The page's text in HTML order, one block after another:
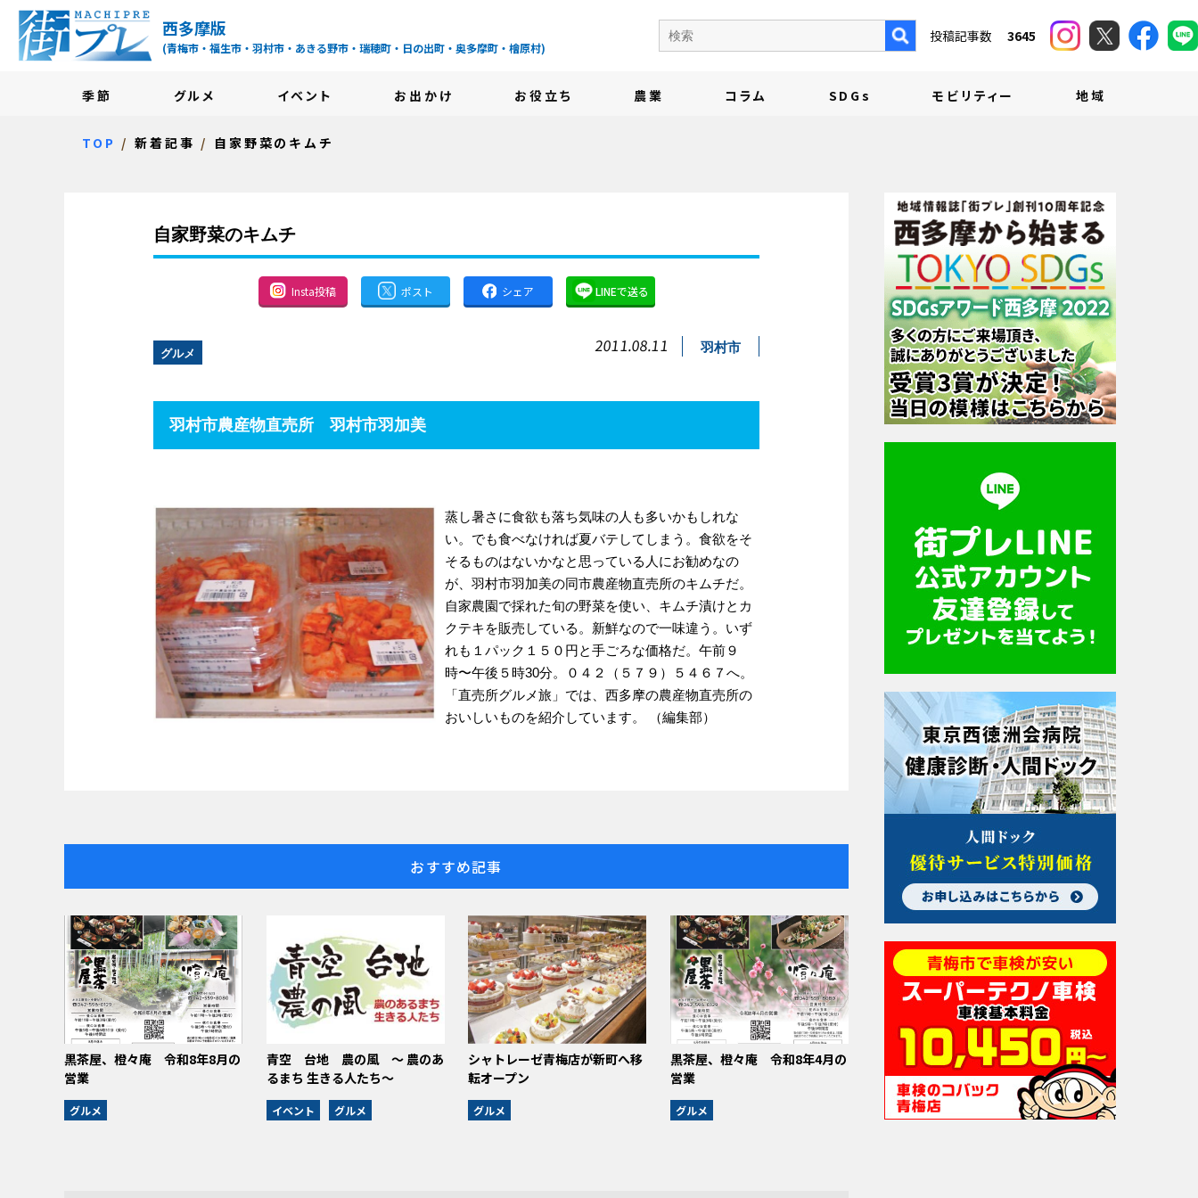
街プレ -東京・西多摩の地域情報サイト-
西多摩版
(青梅市・福生市・羽村市・あきる野市・瑞穂町・日の出町・奥多摩町・檜原村)
季節 グルメ イベント お出かけ お役立ち 農業 コラム SDGs モビリティー 地域
投稿記事数 3645
TOP 新着記事 自家野菜のキムチ
自家野菜のキムチ
Insta投稿 ポスト シェア LINEで送る
グルメ 2011.08.11 羽村市
羽村市農産物直売所 羽村市羽加美
蒸し暑さに食欲も落ち気味の人も多いかもしれな
い。でも食べなければ夏バテしてしまう。食欲をそ
そるものはないかなと思っている人にお勧めなの
が、羽村市羽加美の同市農産物直売所のキムチだ。
自家農園で採れた旬の野菜を使い、キムチ漬けとカ
クテキを販売している。新鮮なので一味違う。いず
れも１パック１５０円と手ごろな価格だ。午前９
時〜午後５時30分。０４２（５７９）５４６７へ。
「直売所グルメ旅」では、西多摩の農産物直売所の
おいしいものを紹介しています。 （編集部）
おすすめ記事
黒茶屋、橙々庵 令和8年8月の
営業
グルメ
青空 台地 農の風 ～ 農のあ
るまち 生きる人たち～
イベント グルメ
シャトレーゼ青梅店が新町へ移
転オープン
グルメ
黒茶屋、橙々庵 令和8年4月の
営業
グルメ